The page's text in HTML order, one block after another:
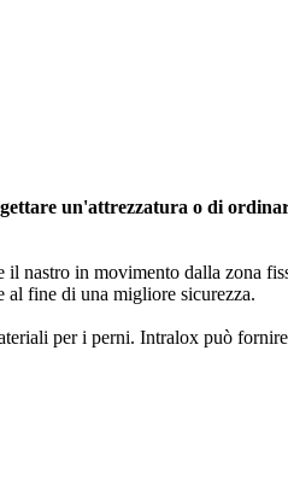
un'attrezzatura o di
nastro in movimento dalla zona
fine di una migliore sicurezza.
per i perni. Intralox può